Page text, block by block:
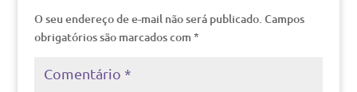
O seu endereço de e-mail não será publicado. Campos
obrigatórios são marcados com *